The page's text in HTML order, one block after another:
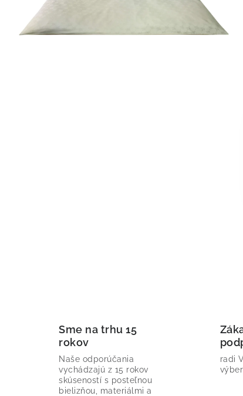
Sme na trhu 15
rokov
Naše odporúčania
vychádzajú z 15 rokov
skúseností s posteľnou
bielizňou, materiálmi a
radi